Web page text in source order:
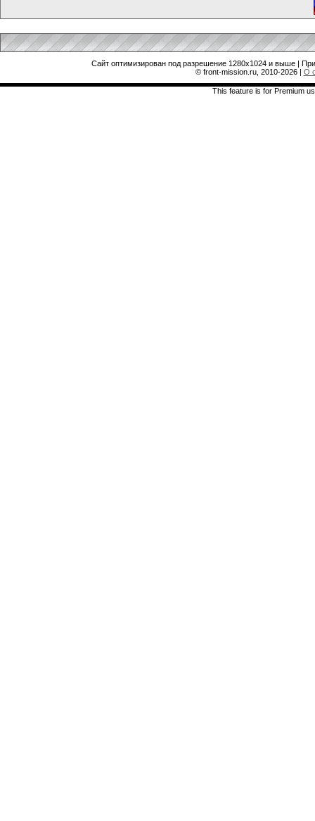
Сайт оптимизирован под разрешение 1280x1024 и выше |
© front-mission.ru, 2010-2026| О
This feature is for Premium